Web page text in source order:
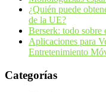
¿Quién puede
de la UE?
Berserk: todo sobre
Aplicaciones para
Entretenimiento
Categorías